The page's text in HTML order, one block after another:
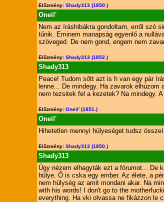
Előzmény: Shady313 (1850.)
Oneil'
Nem az íráshibákra gondoltam, erről szó
tűnik. Eminem manapság egyenlő a
szöveged. De nem gond, engem nem
Előzmény: Shady313 (1852.)
Shady313
Peace! Tudom sőtt azt is h van egy pár
lenne... De mindegy. Ha zavarok
nem tezsitek fel a kezetek? Na mindegy.
Előzmény: Oneil' (1851.)
Oneil'
Hihetetlen mennyi hülyeséget tudsz
Előzmény: Shady313 (1850.)
Shady313
Úgy nézem elhagyták ezt a fórumot... De
hülye. Ő is cska egy ember. Az élete, a
nem hülység az amit mondani akar. Na
with his words! I don't go to the
everything. Ha vki olvassa ne fikázzon le